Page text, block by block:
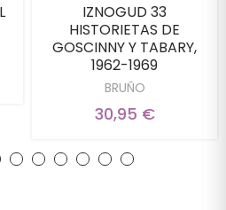
IZNOGUD 33
HISTORIETAS DE
GOSCINNY Y TABARY,
1962-1969
BRUÑO
30,95 €